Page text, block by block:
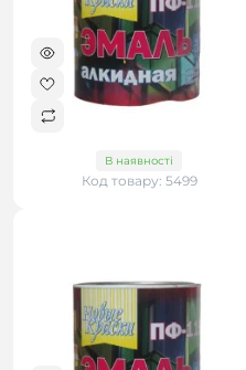
В наявності
Код товару: 5499